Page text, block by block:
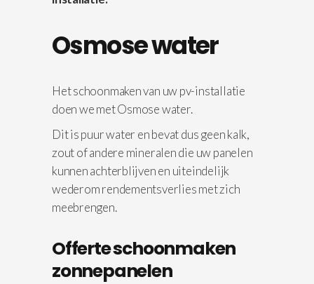
Osmose water
Het schoonmaken van uw pv-installatie
doen we met Osmose water.
Dit is puur water en bevat dus geen kalk,
zout of andere mineralen die uw panelen
kunnen achterblijven en uiteindelijk
wederom rendementsverlies met zich
meebrengen.
Offerte schoonmaken
zonnepanelen